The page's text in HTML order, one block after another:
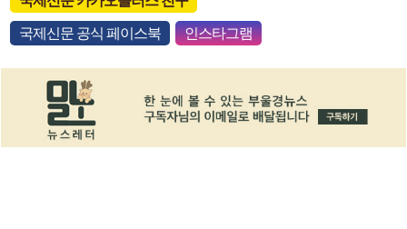
국제신문 공식 페이스북 인스타그램